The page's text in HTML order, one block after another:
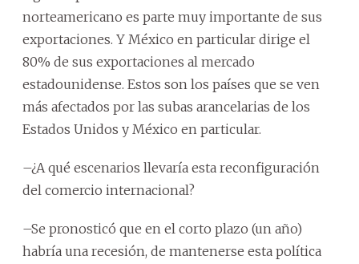
norteamericano es parte muy importante de sus
exportaciones. Y México en particular dirige el
80% de sus exportaciones al mercado
estadounidense. Estos son los países que se ven
más afectados por las subas arancelarias de los
Estados Unidos y México en particular.
–¿A qué escenarios llevaría esta reconfiguración
del comercio internacional?
–Se pronosticó que en el corto plazo (un año)
habría una recesión, de mantenerse esta política